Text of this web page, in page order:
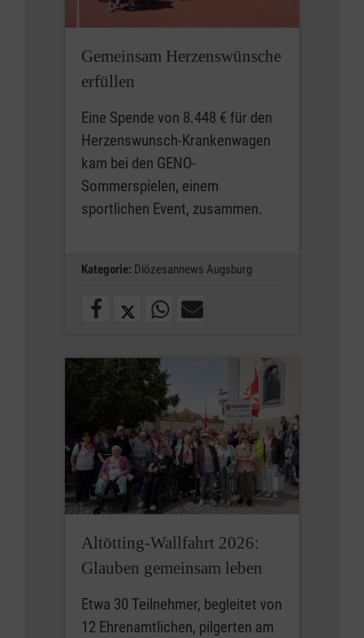
Gemeinsam Herzenswünsche
erfüllen
Eine Spende von 8.448 € für den
Herzenswunsch-Krankenwagen
kam bei den GENO-
Sommerspielen, einem
sportlichen Event, zusammen.
Kategorie: Diözesannews Augsburg
Altötting-Wallfahrt 2026:
Glauben gemeinsam leben
Etwa 30 Teilnehmer, begleitet von
12 Ehrenamtlichen, pilgerten am